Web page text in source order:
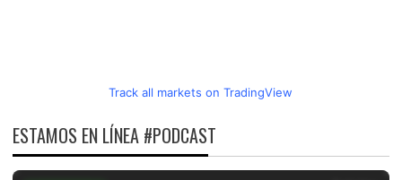
Track all markets on TradingView
ESTAMOS EN LÍNEA #PODCAST